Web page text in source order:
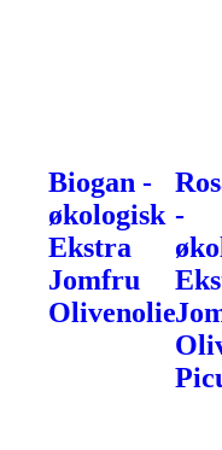
Biogan -
økologisk
Ekstra
Jomfru
Olivenolie
-